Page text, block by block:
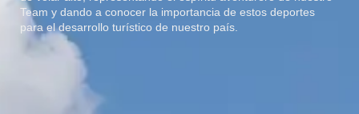
Team y dando a conocer la importancia de estos deportes
para el desarrollo turístico de nuestro país.